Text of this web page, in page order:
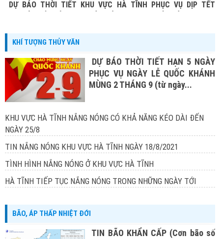
DỰ BÁO THỜI TIẾT KHU VỰC HÀ TĨNH PHỤC VỤ DỊP TẾT
KHÍ TƯỢNG THỦY VĂN
DỰ BÁO THỜI TIẾT HẠN 5 NGÀY
PHỤC VỤ NGÀY LỄ QUỐC KHÁNH
MÙNG 2 THÁNG 9 (từ ngày...
KHU VỰC HÀ TĨNH NẮNG NÓNG CÓ KHẢ NĂNG KÉO DÀI ĐẾN
NGÀY 25/8
TIN NẮNG NÓNG KHU VỰC HÀ TĨNH NGÀY 18/8/2021
TÌNH HÌNH NẮNG NÓNG Ở KHU VỰC HÀ TĨNH
HÀ TĨNH TIẾP TỤC NẮNG NÓNG TRONG NHỮNG NGÀY TỚI
BÃO, ÁP THẤP NHIỆT ĐỚI
TIN BÃO KHẨN CẤP (Cơn bão số